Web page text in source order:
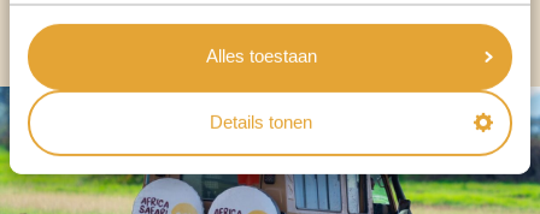
Alles toestaan
Details tonen
ANDERE LANDEN